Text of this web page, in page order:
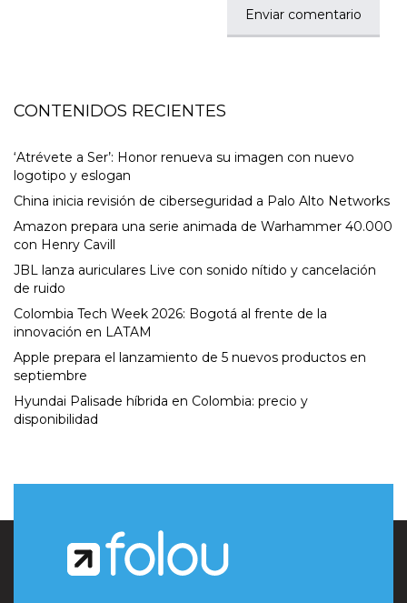
CONTENIDOS RECIENTES
‘Atrévete a Ser’: Honor renueva su imagen con nuevo
logotipo y eslogan
China inicia revisión de ciberseguridad a Palo Alto Networks
Amazon prepara una serie animada de Warhammer 40.000
con Henry Cavill
JBL lanza auriculares Live con sonido nítido y cancelación
de ruido
Colombia Tech Week 2026: Bogotá al frente de la
innovación en LATAM
Apple prepara el lanzamiento de 5 nuevos productos en
septiembre
Hyundai Palisade híbrida en Colombia: precio y
disponibilidad